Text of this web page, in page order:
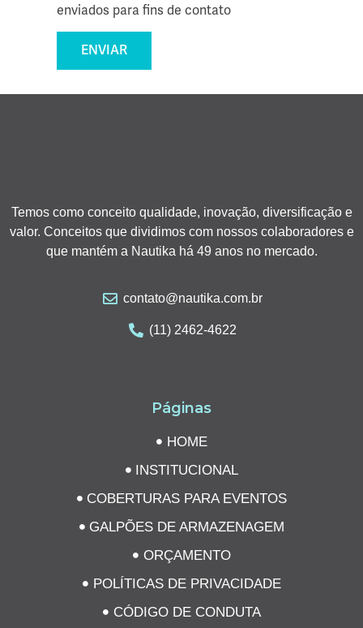
enviados para fins de contato
ENVIAR
Temos como conceito qualidade, inovação, diversificação e
valor. Conceitos que dividimos com nossos colaboradores e
que mantém a Nautika há 49 anos no mercado.
contato@nautika.com.br
(11) 2462-4622
Páginas
HOME
INSTITUCIONAL
COBERTURAS PARA EVENTOS
GALPÕES DE ARMAZENAGEM
ORÇAMENTO
POLÍTICAS DE PRIVACIDADE
CÓDIGO DE CONDUTA